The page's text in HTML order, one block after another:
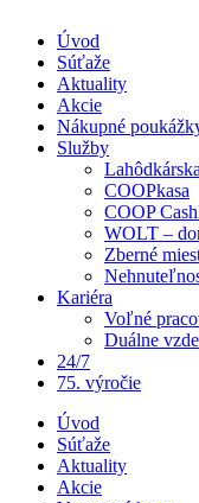
Úvod
Súťaže
Aktuality
Akcie
Nákupné
Služby
COOPkasa
COOP
WOLT –
Zberné
Kariéra
Voľné
Duálne
24/7
75. výročie
Úvod
Súťaže
Aktuality
Akcie